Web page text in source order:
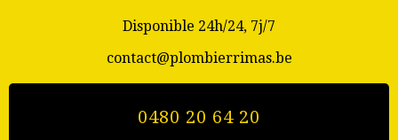
Disponible 24h/24, 7j/7
contact@plombierrimas.be
0480 20 64 20